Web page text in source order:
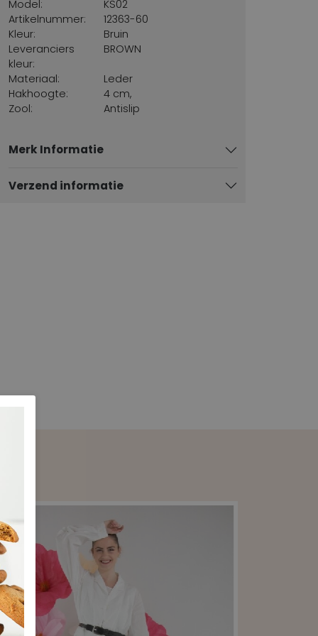
Model:
KS02
Artikelnummer:
12363-60
Kleur:
Bruin
Leveranciers
kleur:
BROWN
Materiaal:
Leder
Hakhoogte:
4 cm,
Zool:
Antislip
Merk Informatie
Verzend informatie